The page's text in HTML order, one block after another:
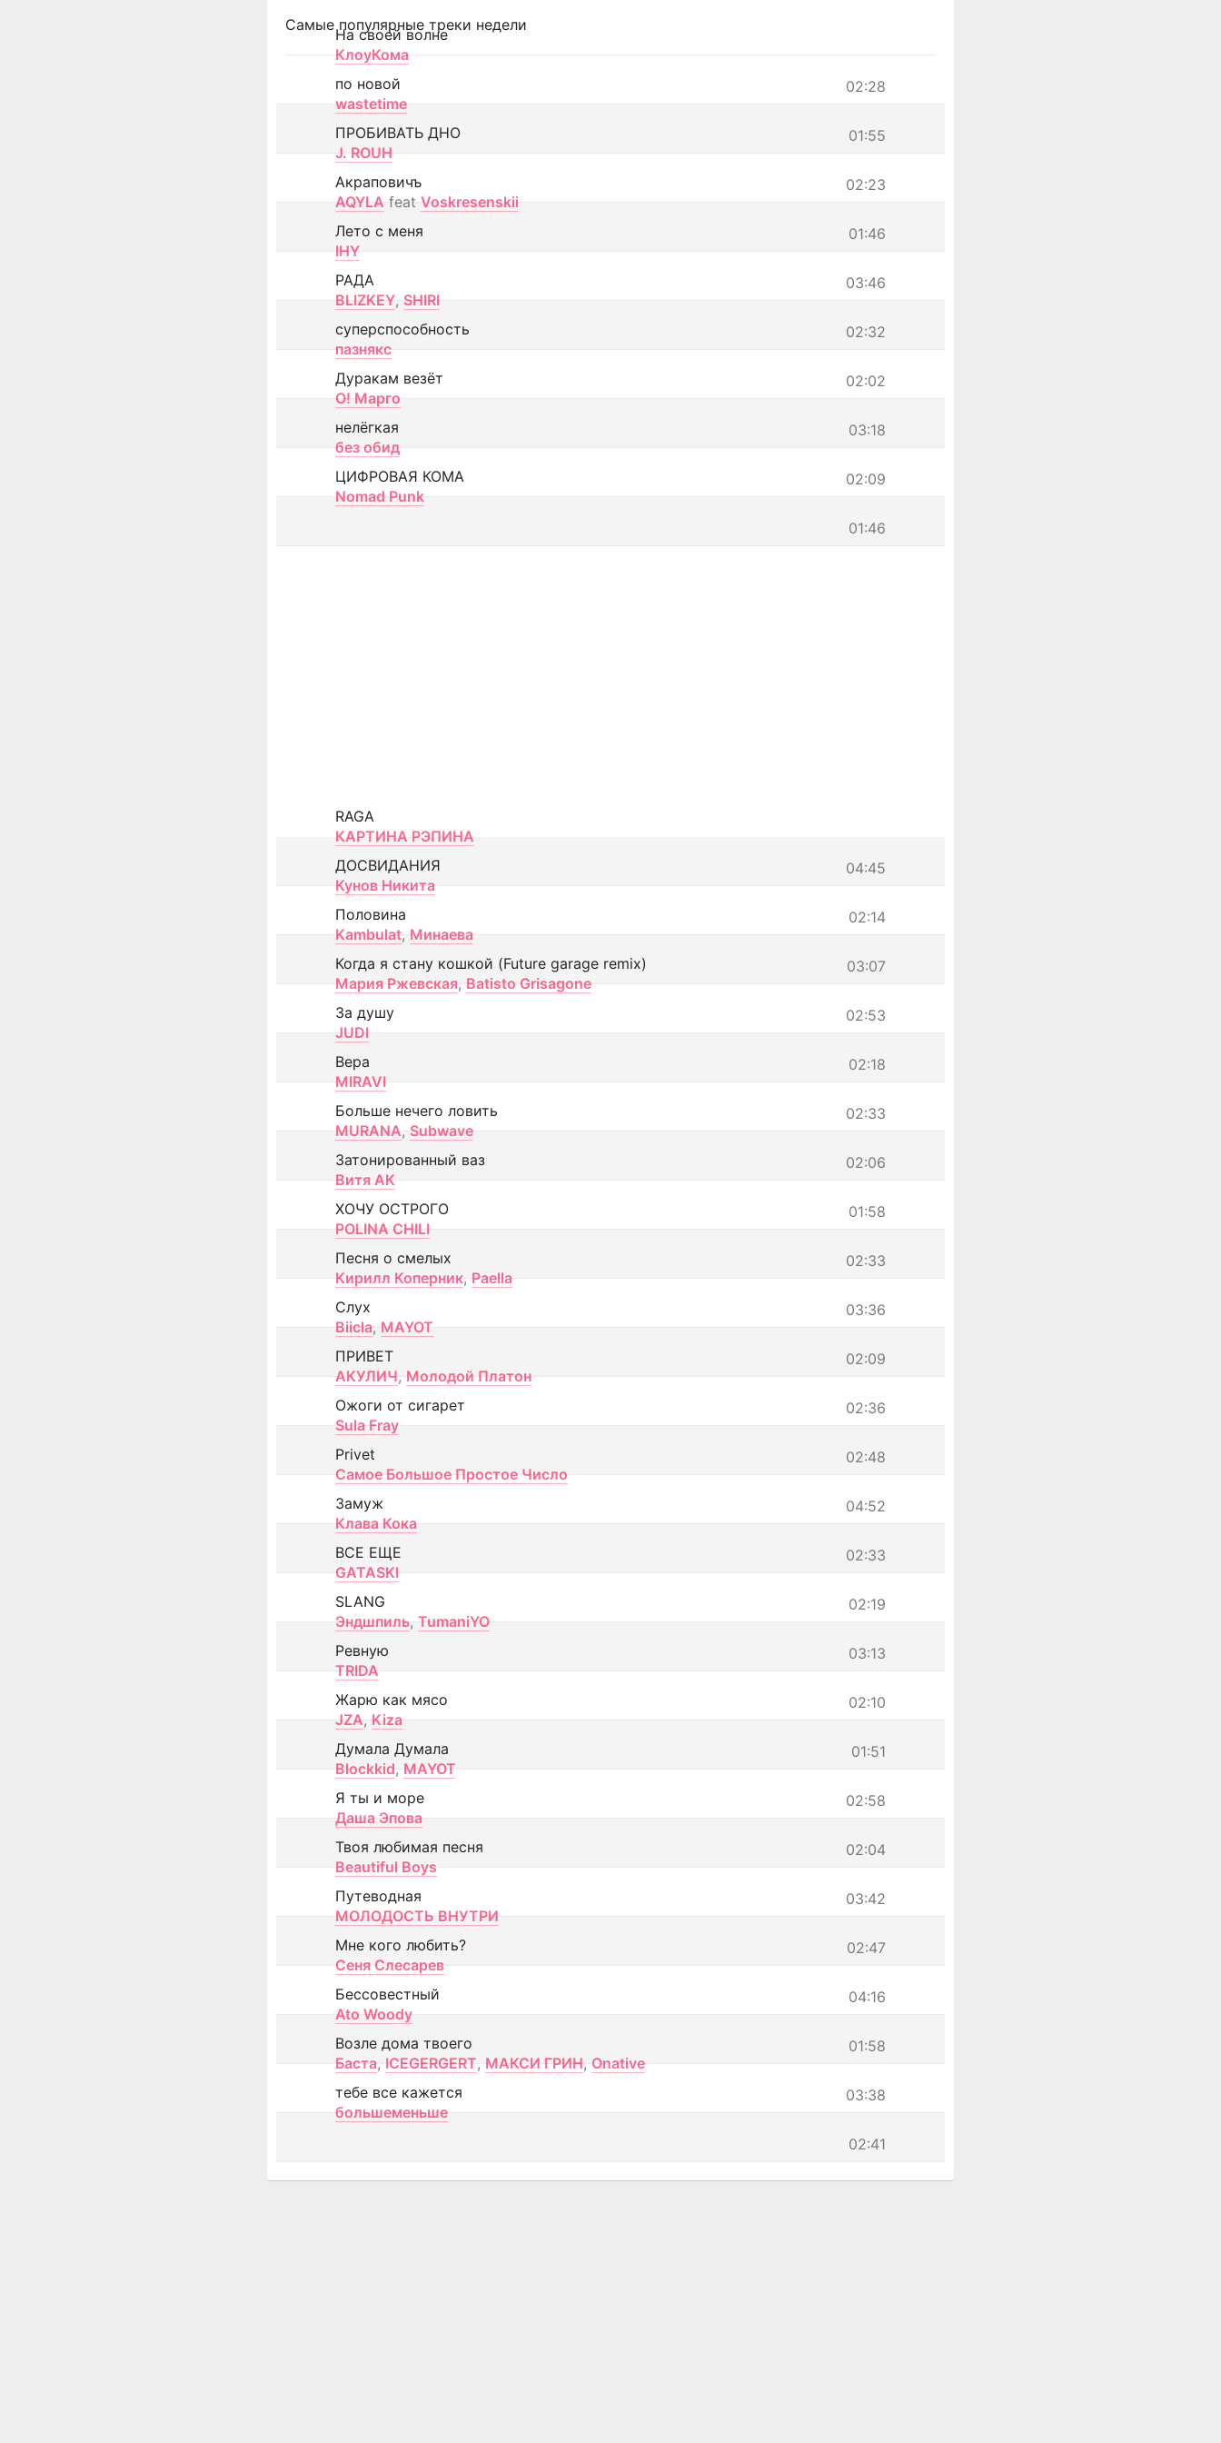
Самые популярные треки недели
На своей волне
КлоуКома
02:28
по новой
wastetime
01:55
ПРОБИВАТЬ ДНО
J. ROUH
02:23
Акраповичъ
AQYLA feat Voskresenskii
01:46
Лето с меня
IHY
03:46
РАДА
BLIZKEY, SHIRI
02:32
суперспособность
пазнякс
02:02
Дуракам везёт
О! Марго
03:18
нелёгкая
без обид
02:09
ЦИФРОВАЯ КОМА
Nomad Punk
01:46
RAGA
КАРТИНА РЭПИНА
04:45
ДОСВИДАНИЯ
Кунов Никита
02:14
Половина
Kambulat, Минаева
03:07
Когда я стану кошкой (Future garage remix)
Мария Ржевская, Batisto Grisagone
02:53
За душу
JUDI
02:18
Вера
MIRAVI
02:33
Больше нечего ловить
MURANA, Subwave
02:06
Затонированный ваз
Витя АК
01:58
ХОЧУ ОСТРОГО
POLINA CHILI
02:33
Песня о смелых
Кирилл Коперник, Paella
03:36
Слух
Biicla, MAYOT
02:09
ПРИВЕТ
АКУЛИЧ, Молодой Платон
02:36
Ожоги от сигарет
Sula Fray
02:48
Privet
Самое Большое Простое Число
04:52
Замуж
Клава Кока
02:33
ВСЕ ЕЩЕ
GATASKI
02:19
SLANG
Эндшпиль, TumaniYO
03:13
Ревную
TRIDA
02:10
Жарю как мясо
JZA, Kiza
01:51
Думала Думала
Blockkid, MAYOT
02:58
Я ты и море
Даша Эпова
02:04
Твоя любимая песня
Beautiful Boys
03:42
Путеводная
МОЛОДОСТЬ ВНУТРИ
02:47
Мне кого любить?
Сеня Слесарев
04:16
Бессовестный
Ato Woody
01:58
Возле дома твоего
Баста, ICEGERGERT, МАКСИ ГРИН, Onative
03:38
тебе все кажется
большеменьше
02:41